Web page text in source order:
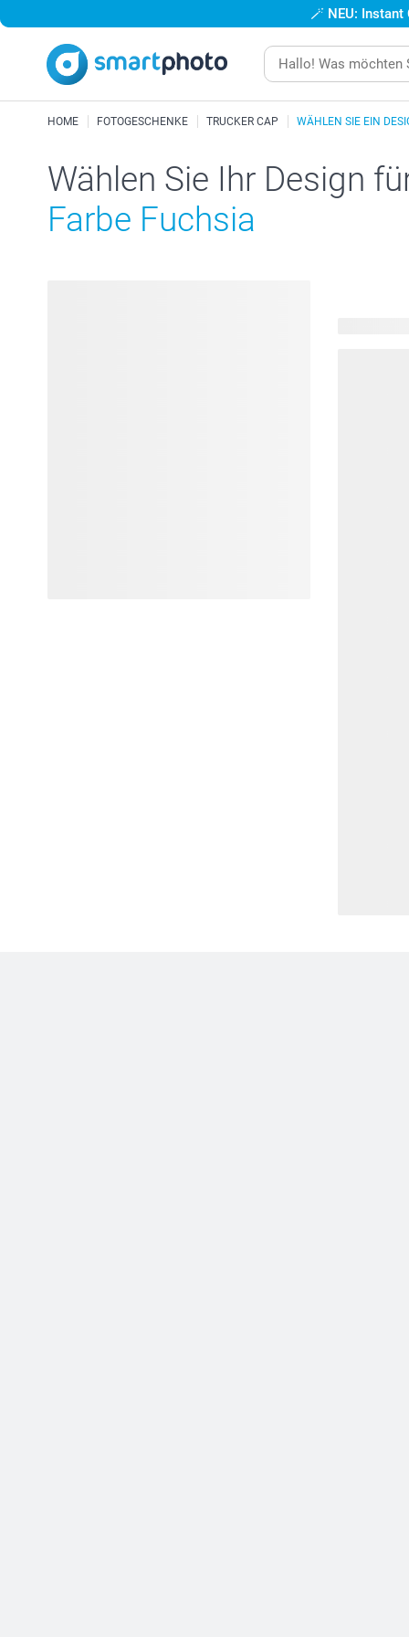
🪄 NEU:
HOME FOTOGESCHENKE TRUCKER CAP WÄHLEN SIE EIN
Wählen Sie Ihr Design
Farbe Fuchsia